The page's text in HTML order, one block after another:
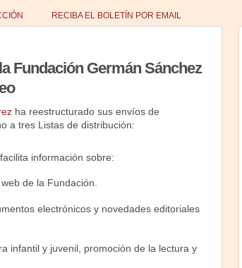
RECIBA EL BOLETÍN POR EMAIL
Fundación Germán Sánchez
ha reestructurado sus envíos de
a tres Listas de distribución:
información sobre:
de la Fundación.
electrónicos y novedades editoriales
infantil y juvenil, promoción de la lectura y